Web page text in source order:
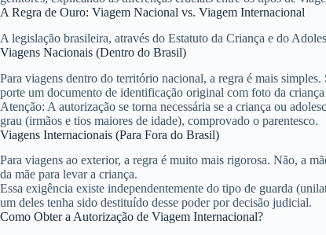
A Regra de Ouro: Viagem Nacional vs. Viagem Internacional
A legislação brasileira, através do Estatuto da Criança e do
Viagens Nacionais (Dentro do Brasil)
Para viagens dentro do território nacional, a regra é mais simples.
porte um documento de identificação original com foto da
Atenção: A autorização se torna necessária se a criança ou
grau (irmãos e tios maiores de idade), comprovado o parentesco.
Viagens Internacionais (Para Fora do Brasil)
Para viagens ao exterior, a regra é muito mais rigorosa. Não, a
da mãe para levar a criança.
Essa exigência existe independentemente do tipo de guarda
um deles tenha sido destituído desse poder por decisão judicial.
Como Obter a Autorização de Viagem Internacional?